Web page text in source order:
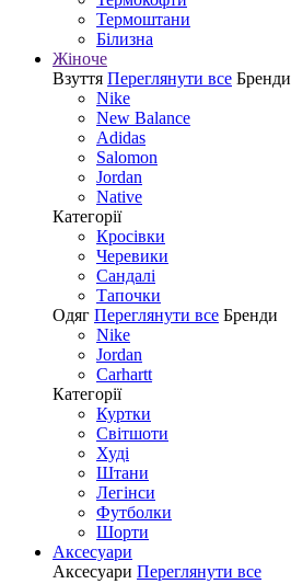
Термоштани
Білизна
Жіноче
Взуття Переглянути все Бренди
Nike
New Balance
Adidas
Salomon
Jordan
Native
Категорії
Кросівки
Черевики
Сандалі
Tапочки
Одяг Переглянути все Бренди
Nike
Jordan
Carhartt
Категорії
Куртки
Світшоти
Худі
Штани
Легінси
Футболки
Шорти
Аксесуари
Аксесуари Переглянути все